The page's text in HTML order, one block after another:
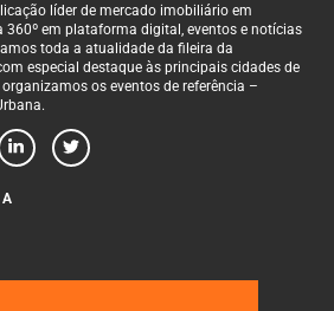
líder de mercado imobiliário em
em plataforma digital, eventos e notícias
toda a atualidade da fileira da
especial destaque às principais cidades de
os eventos de referência –